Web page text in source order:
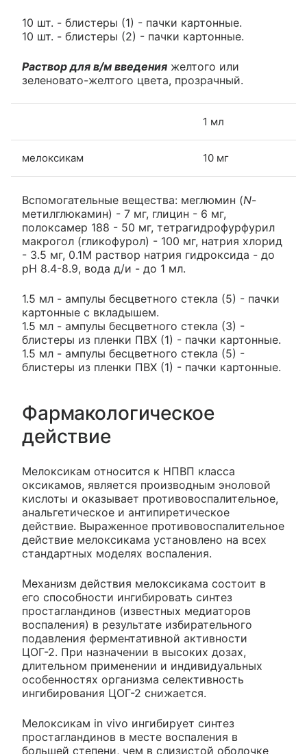
10 шт. - блистеры (1) - пачки картонные.
10 шт. - блистеры (2) - пачки картонные.
Раствор для в/м введения желтого или
зеленовато-желтого цвета, прозрачный.
1 мл
мелоксикам 10 мг
Вспомогательные вещества: меглюмин (N-
метилглюкамин) - 7 мг, глицин - 6 мг,
полоксамер 188 - 50 мг, тетрагидрофурфурил
макрогол (гликофурол) - 100 мг, натрия хлорид
- 3.5 мг, 0.1М раствор натрия гидроксида - до
pH 8.4-8.9, вода д/и - до 1 мл.
1.5 мл - ампулы бесцветного стекла (5) - пачки
картонные с вкладышем.
1.5 мл - ампулы бесцветного стекла (3) -
блистеры из пленки ПВХ (1) - пачки картонные.
1.5 мл - ампулы бесцветного стекла (5) -
блистеры из пленки ПВХ (1) - пачки картонные.
Фармакологическое
действие
Мелоксикам относится к НПВП класса
оксикамов, является производным эноловой
кислоты и оказывает противовоспалительное,
анальгетическое и антипиретическое
действие. Выраженное противовоспалительное
действие мелоксикама установлено на всех
стандартных моделях воспаления.
Механизм действия мелоксикама состоит в
его способности ингибировать синтез
простагландинов (известных медиаторов
воспаления) в результате избирательного
подавления ферментативной активности
ЦОГ-2. При назначении в высоких дозах,
длительном применении и индивидуальных
особенностях организма селективность
ингибирования ЦОГ-2 снижается.
Мелоксикам in vivo ингибирует синтез
простагландинов в месте воспаления в
большей степени, чем в слизистой оболочке